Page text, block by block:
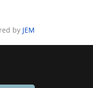
by JEM